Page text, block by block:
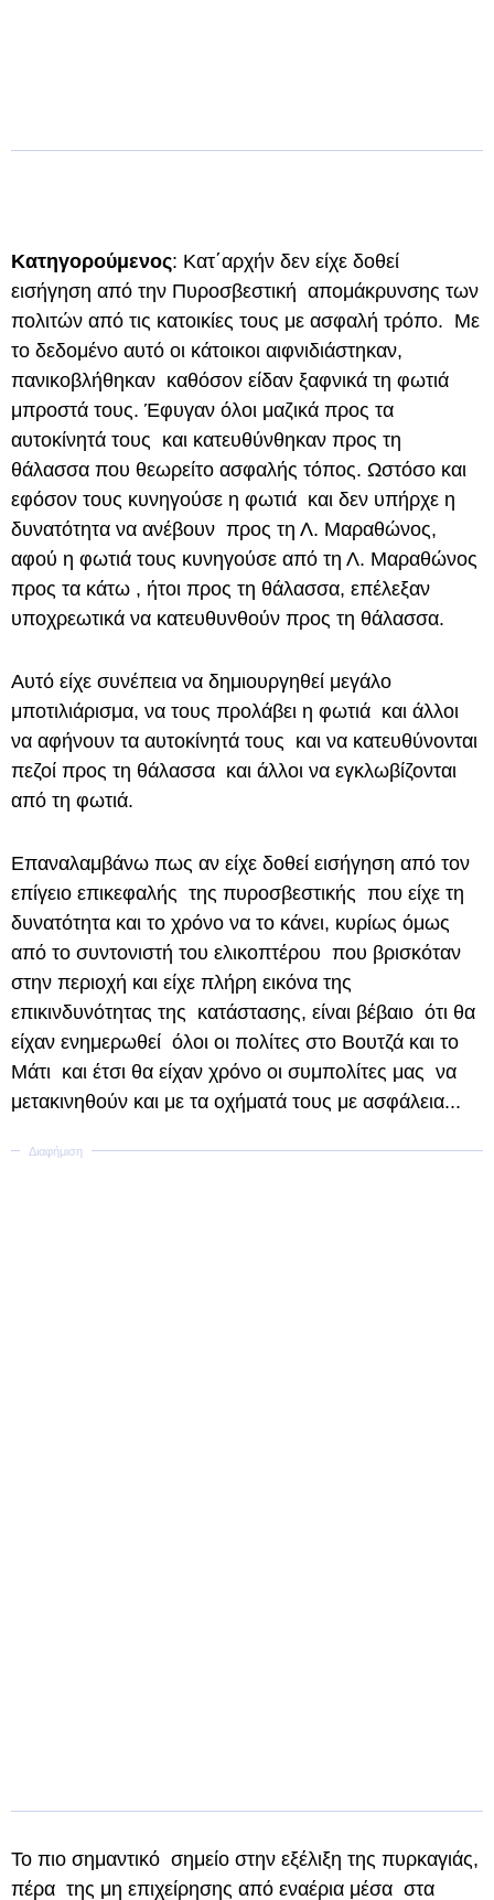
Κατηγορούμενος: Κατ΄αρχήν δεν είχε δοθεί
εισήγηση από την Πυροσβεστική απομάκρυνσης των
πολιτών από τις κατοικίες τους με ασφαλή τρόπο. Με
το δεδομένο αυτό οι κάτοικοι αιφνιδιάστηκαν,
πανικοβλήθηκαν καθόσον είδαν ξαφνικά τη φωτιά
μπροστά τους. Έφυγαν όλοι μαζικά προς τα
αυτοκίνητά τους και κατευθύνθηκαν προς τη
θάλασσα που θεωρείτο ασφαλής τόπος. Ωστόσο και
εφόσον τους κυνηγούσε η φωτιά και δεν υπήρχε η
δυνατότητα να ανέβουν προς τη Λ. Μαραθώνος,
αφού η φωτιά τους κυνηγούσε από τη Λ. Μαραθώνος
προς τα κάτω , ήτοι προς τη θάλασσα, επέλεξαν
υποχρεωτικά να κατευθυνθούν προς τη θάλασσα.
Αυτό είχε συνέπεια να δημιουργηθεί μεγάλο
μποτιλιάρισμα, να τους προλάβει η φωτιά και άλλοι
να αφήνουν τα αυτοκίνητά τους και να κατευθύνονται
πεζοί προς τη θάλασσα και άλλοι να εγκλωβίζονται
από τη φωτιά.
Επαναλαμβάνω πως αν είχε δοθεί εισήγηση από τον
επίγειο επικεφαλής της πυροσβεστικής που είχε τη
δυνατότητα και το χρόνο να το κάνει, κυρίως όμως
από το συντονιστή του ελικοπτέρου που βρισκόταν
στην περιοχή και είχε πλήρη εικόνα της
επικινδυνότητας της κατάστασης, είναι βέβαιο ότι θα
είχαν ενημερωθεί όλοι οι πολίτες στο Βουτζά και το
Μάτι και έτσι θα είχαν χρόνο οι συμπολίτες μας να
μετακινηθούν και με τα οχήματά τους με ασφάλεια...
Το πιο σημαντικό σημείο στην εξέλιξη της πυρκαγιάς,
πέρα της μη επιχείρησης από εναέρια μέσα στα